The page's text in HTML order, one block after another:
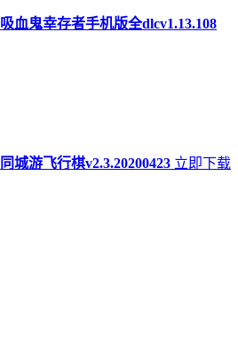
吸血鬼幸存者手机版全dlcv1.13.108
同城游飞行棋v2.3.20200423 立即下载